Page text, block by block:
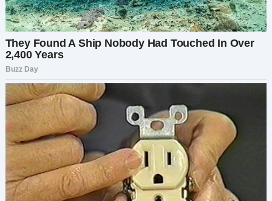
гроз? «Папа, заставь небо перестать злиться»,
— говорил ты. А я рассказывал тебе сказки,
пока ты не засыпал…
Молчание. Почти неощутимая пауза.
— Это мило, пап. Но я сейчас не могу. Пока.
Он держал трубку ещё долго, глядя в окно на
своё отражение. Старик, которого он едва
узнавал.
— Раньше вы спорили, кто первый будет